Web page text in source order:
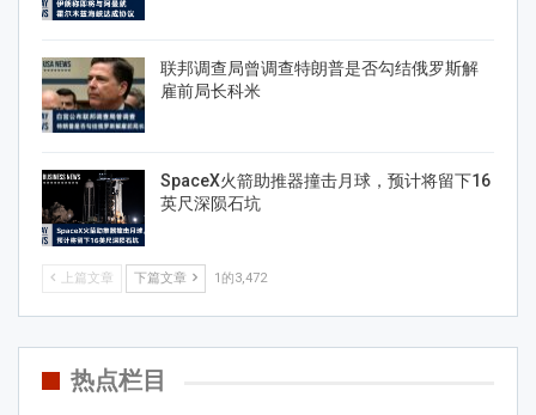
联邦调查局曾调查特朗普是否勾结俄罗斯解
雇前局长科米
SpaceX火箭助推器撞击月球，预计将留下16
英尺深陨石坑
上篇文章 下篇文章 1的3,472
热点栏目